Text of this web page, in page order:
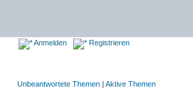
Anmelden Registrieren
Unbeantwortete Themen | Aktive Themen